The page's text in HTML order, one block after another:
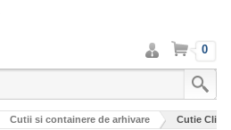
Intra
in
cont
Cos 0
Cutii si containere de arhivare Cutie Click